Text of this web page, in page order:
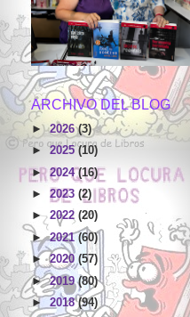
ARCHIVO DEL BLOG
►2026(3)
►2025 (10)
► 2024(16)
► 2023 (2)
►2022 (20)
►2021(60)
►2020 (57)
►2019(80)
► 2018(94)